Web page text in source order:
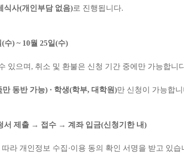
식사(개인부담 없음)로 진행됩니다.
(수) ~ 10월 25일(수)
있으며 , 취소 및 환불은 신청 기간 중에만 가능합니
만 동반 가능) · 학생(학부, 대학원)만 신청이 가능합
서 제출 → 접수 → 계좌 입금(신청기한 내)
라 개인정보 수집 ·이용 동의 확인 서명을 받고 있습